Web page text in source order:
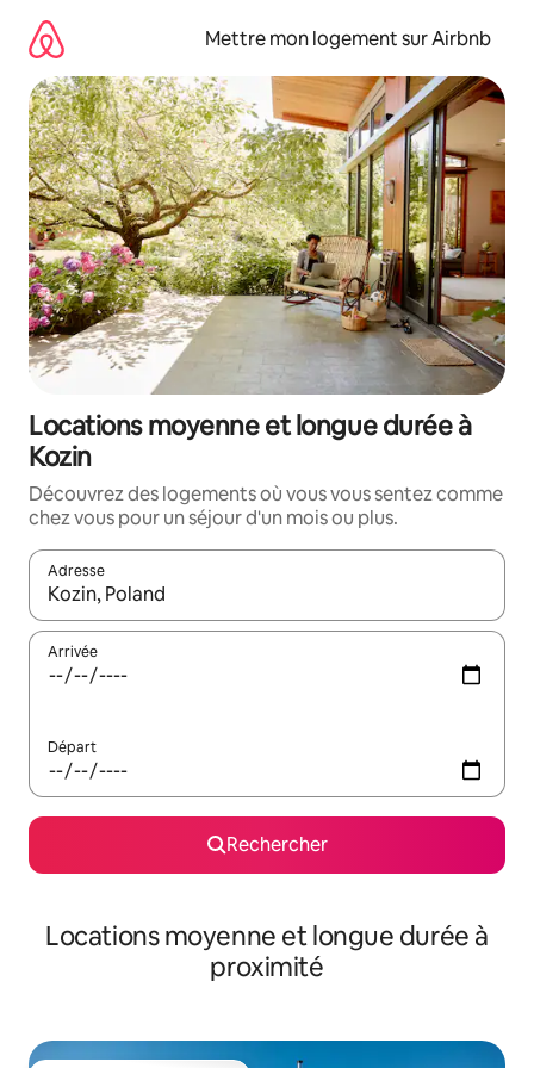
directement
contenu
Mettre mon logement sur Airbnb
Locations moyenne et longue durée à
Kozin
Découvrez des logements où vous vous sentez comme
chez vous pour un séjour d'un mois ou plus.
Adresse
Lorsque les résultats s'affichent, utilisez les flèches vers le
Arrivée
Départ
Rechercher
Locations moyenne et longue durée à
proximité